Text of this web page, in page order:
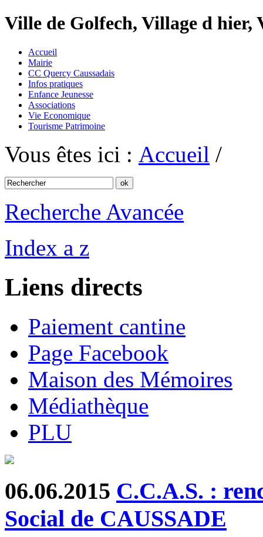
Ville de Golfech, Village d
Accueil
Mairie
CC Quercy Caussadais
Infos pratiques
Enfance Jeunesse
Associations
Vie Economique
Tourisme Patrimoine
Vous êtes ici : Accueil /
Recherche Avancée
Index a z
Liens directs
Paiement cantine
Page Facebook
Maison des Mémoires
Médiathèque
PLU
06.06.2015 C.C.A.S. :
Social de CAUSSADE